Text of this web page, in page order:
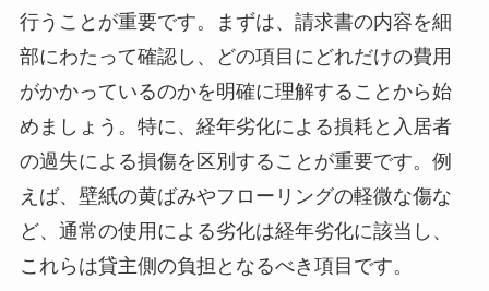
行うことが重要です。まずは、請求書の内容を細
部にわたって確認し、どの項目にどれだけの費用
がかかっているのかを明確に理解することから始
めましょう。特に、経年劣化による損耗と入居者
の過失による損傷を区別することが重要です。例
えば、壁紙の黄ばみやフローリングの軽微な傷な
ど、通常の使用による劣化は経年劣化に該当し、
これらは貸主側の負担となるべき項目です。